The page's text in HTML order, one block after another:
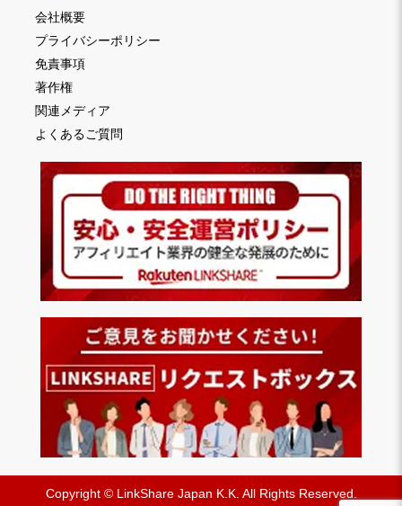
会社概要
プライバシーポリシー
免責事項
著作権
関連メディア
よくあるご質問
Copyright © LinkShare Japan K.K. All Rights Reserved.